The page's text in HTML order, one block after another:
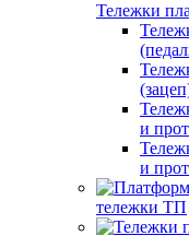
Тележки
и
и
тележки ТП